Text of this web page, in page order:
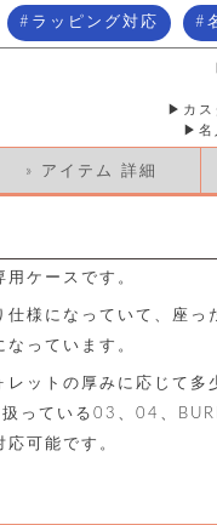
ラッピング対応
カ
名
» アイテム 詳細
ケースです。
様になっていて、座っ
っています。
ットの厚みに応じて多
っている03、04、
可能です。